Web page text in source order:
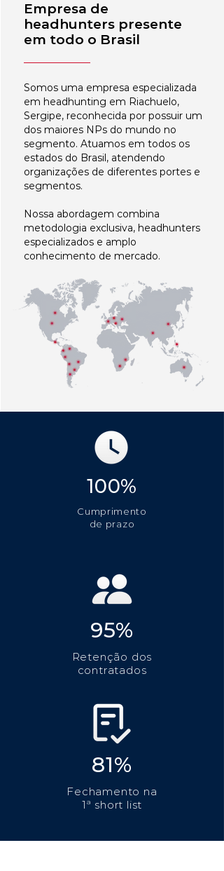
Empresa de
headhunters presente
em todo o Brasil
Somos uma empresa especializada
em headhunting em Riachuelo,
Sergipe, reconhecida por possuir um
dos maiores NPs do mundo no
segmento. Atuamos em todos os
estados do Brasil, atendendo
organizações de diferentes portes e
segmentos.
Nossa abordagem combina
metodologia exclusiva, headhunters
especializados e amplo
conhecimento de mercado.
100%
Cumprimento
de prazo
95%
Retenção dos
contratados
81%
Fechamento na
1ª short list